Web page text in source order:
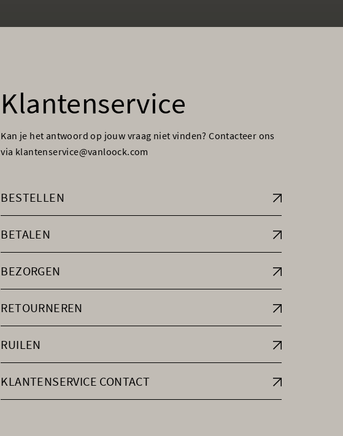
Klantenservice
Kan je het antwoord op jouw vraag niet vinden? Contacteer ons
via klantenservice@vanloock.com
BESTELLEN
BETALEN
BEZORGEN
RETOURNEREN
RUILEN
KLANTENSERVICE CONTACT